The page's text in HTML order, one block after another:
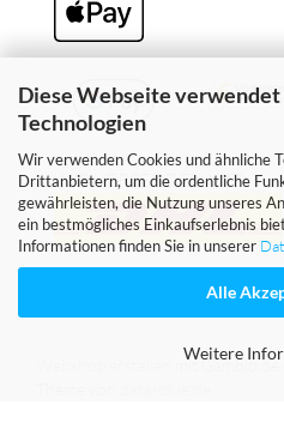
Diese Webseite verwendet
Technologien
Wir verwenden Cookies und ähnliche
Drittanbietern, um die ordentliche
gewährleisten, die Nutzung unseres
ein bestmögliches Einkaufserlebnis
Informationen finden Sie in unserer
Alle
Weitere
WIR VERSENDEN MIT
mit